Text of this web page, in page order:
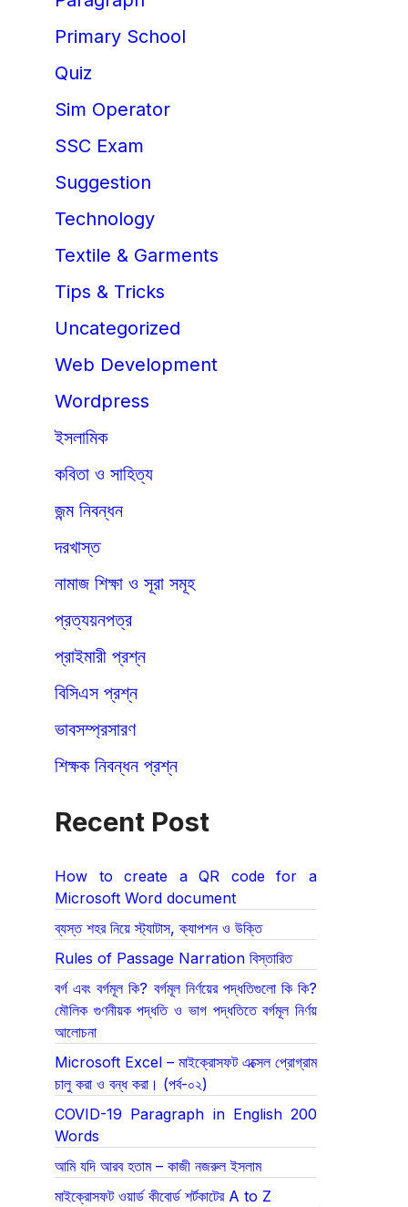
Primary School
Quiz
Sim Operator
SSC Exam
Suggestion
Technology
Textile & Garments
Tips & Tricks
Uncategorized
Web Development
Wordpress
ইসলামিক
কবিতা ও সাহিত্য
জন্ম নিবন্ধন
দরখাস্ত
নামাজ শিক্ষা ও সূরা সমূহ
প্রত্যয়নপত্র
প্রাইমারী প্রশ্ন
বিসিএস প্রশ্ন
ভাবসম্প্রসারণ
শিক্ষক নিবন্ধন প্রশ্ন
Recent Post
How to create a QR code for a
Microsoft Word document
ব্যস্ত শহর নিয়ে স্ট্যাটাস, ক্যাপশন ও উক্তি
Rules of Passage Narration বিস্তারিত
বর্গ এবং বর্গমূল কি? বর্গমূল নির্ণয়ের পদ্ধতিগুলো কি কি?
মৌলিক গুণনীয়ক পদ্ধতি ও ভাগ পদ্ধতিতে বর্গমূল নির্ণয়
আলোচনা
Microsoft Excel – মাইক্রোসফট এক্সেল প্রোগ্রাম
চালু করা ও বন্ধ করা। (পর্ব-০২)
COVID-19 Paragraph in English 200
Words
আমি যদি আরব হতাম – কাজী নজরুল ইসলাম
মাইক্রোসফট ওয়ার্ড কীবোর্ড শর্টকাটের A to Z